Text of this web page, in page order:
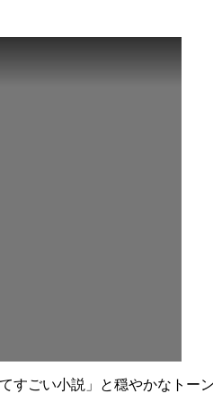
ごい小説」と穏やかなトー